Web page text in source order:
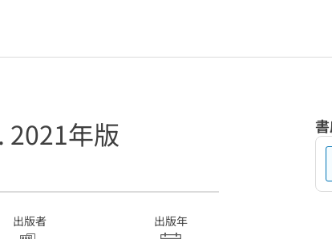
2021年版
出版者 出版年